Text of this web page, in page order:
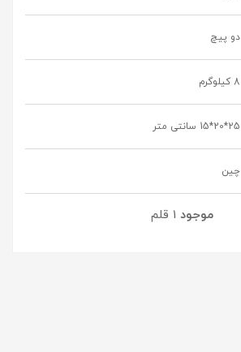
دو پیچ
8 کیلوگرم
25*20*15 سانتی متر
چین
موجود 1 قلم